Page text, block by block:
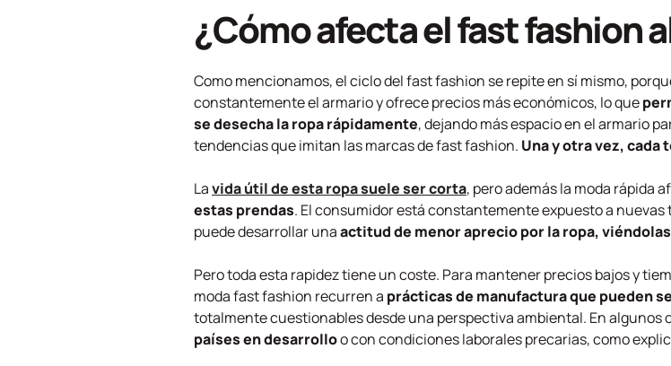
¿Cómo afecta el fast fashion
Como mencionamos, el ciclo del fast fashion se repite en sí mismo,
constantemente el armario y ofrece precios más económicos, lo que
se desecha la ropa rápidamente, dejando más espacio en el armario
tendencias que imitan las marcas de fast fashion. Una y otra vez, cada
Lavida útil de esta ropa suele ser corta, pero además la moda rápida
estas prendas. El consumidor está constantemente expuesto a
puede desarrollar unaactitud de menor aprecio por la ropa,
Pero toda esta rapidez tiene un coste. Para mantener precios bajos y
moda fast fashion recurren a prácticas de manufactura que pueden
totalmente cuestionables desde una perspectiva ambiental. En algunos
países en desarrolloo con condiciones laborales precarias, como